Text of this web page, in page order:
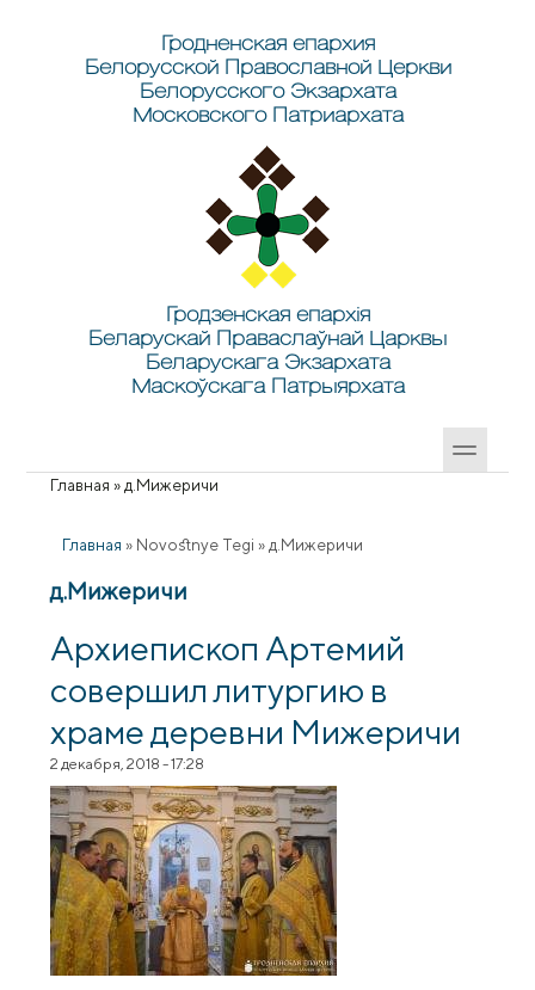
Гродненская епархия
Белорусской Православной Церкви
Белорусского Экзархата
Московского Патриархата
Гродзенская епархія
Беларускай Праваслаўнай Царквы
Беларускага Экзархата
Маскоўскага Патрыярхата
Вы здесь
Главная » д.Мижеричи
Главная » Novostnye Tegi » д.Мижеричи
д.Мижеричи
Архиепископ Артемий
совершил литургию в
храме деревни Мижеричи
2 декабря, 2018 - 17:28